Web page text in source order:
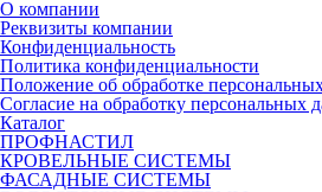
О компании
Реквизиты компании
Конфиденциальность
Политика конфиденциальности
Положение об обработке
Согласие на обработку персональных
Каталог
ПРОФНАСТИЛ
КРОВЕЛЬНЫЕ СИСТЕМЫ
ФАСАДНЫЕ СИСТЕМЫ